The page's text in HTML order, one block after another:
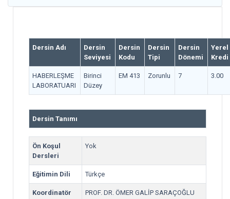
Dersin Adı
Dersin
Seviyesi
Dersin
Kodu
Dersin
Tipi
Dersin
Dönemi
Yerel
Kredi
HABERLEŞME
LABORATUARI
Birinci
Düzey
EM 413 Zorunlu 7 3.00
Dersin Tanımı
Ön Koşul
Dersleri
Yok
Eğitimin Dili Türkçe
Koordinatör PROF. DR. ÖMER GALİP SARAÇOĞLU